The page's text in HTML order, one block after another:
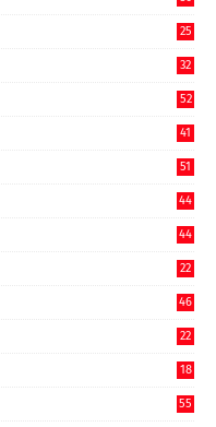
25
32
52
41
51
44
44
22
46
22
18
55